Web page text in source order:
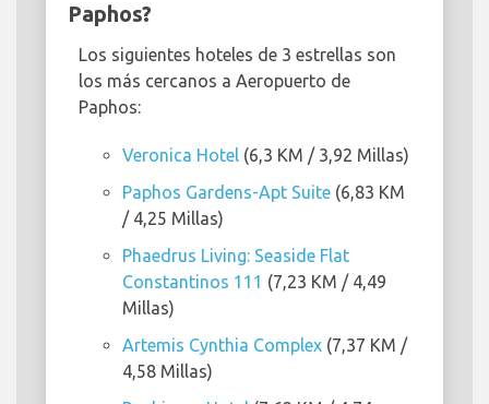
Paphos?
Los siguientes hoteles de 3 estrellas son
los más cercanos a Aeropuerto de
Paphos:
Veronica Hotel (6,3 KM / 3,92 Millas)
Paphos Gardens-Apt Suite (6,83 KM
/ 4,25 Millas)
Phaedrus Living: Seaside Flat
Constantinos 111 (7,23 KM / 4,49
Millas)
Artemis Cynthia Complex (7,37 KM /
4,58 Millas)